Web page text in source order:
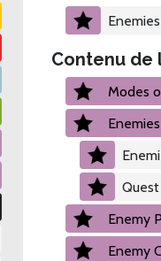
Contenu de
Modes
Enemies
Enemy
Enemy